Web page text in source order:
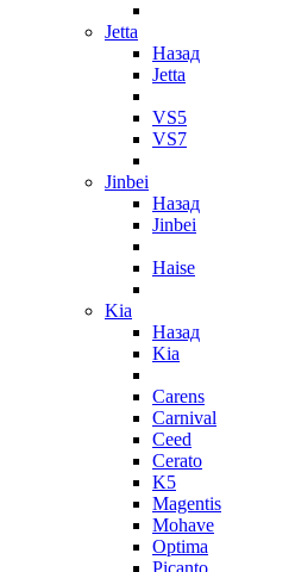
Jetta
Назад
Jetta
VS5
VS7
Jinbei
Назад
Jinbei
Haise
Kia
Назад
Kia
Carens
Carnival
Ceed
Cerato
K5
Magentis
Mohave
Optima
Picanto